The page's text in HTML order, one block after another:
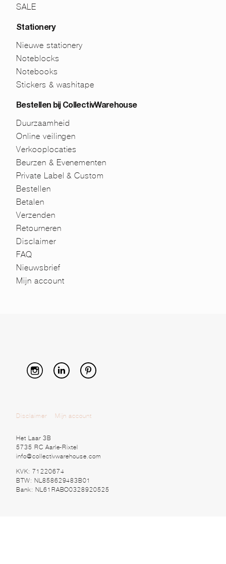
SALE
Stationery
Nieuwe stationery
Noteblocks
Notebooks
Stickers & washitape
Bestellen bij CollectivWarehouse
Duurzaamheid
Online veilingen
Verkooplocaties
Beurzen & Evenementen
Private Label & Custom
Bestellen
Betalen
Verzenden
Retourneren
Disclaimer
FAQ
Nieuwsbrief
Mijn account
Disclaimer Mijn account
Het Laar 3B
5735 RC Aarle-Rixtel
info@collectivwarehouse.com
KVK: 71220674
BTW: NL858629483B01
Bank: NL61RABO0328920525